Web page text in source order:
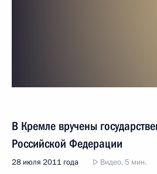
В Кремле вручены
Российской Федерации
28 июля 2011 года Видео, 5 мин.